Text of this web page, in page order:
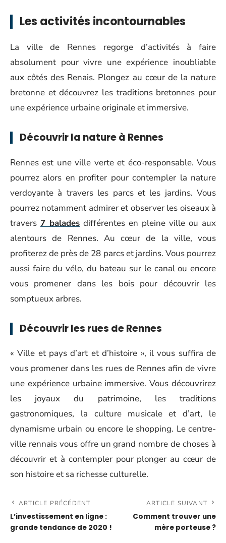
Les activités incontournables
La ville de Rennes regorge d’activités à faire
absolument pour vivre une expérience inoubliable
aux côtés des Renais. Plongez au cœur de la nature
bretonne et découvrez les traditions bretonnes pour
une expérience urbaine originale et immersive.
Découvrir la nature à Rennes
Rennes est une ville verte et éco-responsable. Vous
pourrez alors en profiter pour contempler la nature
verdoyante à travers les parcs et les jardins. Vous
pourrez notamment admirer et observer les oiseaux à
travers 7 balades différentes en pleine ville ou aux
alentours de Rennes. Au cœur de la ville, vous
profiterez de près de 28 parcs et jardins. Vous pourrez
aussi faire du vélo, du bateau sur le canal ou encore
vous promener dans les bois pour découvrir les
somptueux arbres.
Découvrir les rues de Rennes
« Ville et pays d’art et d’histoire », il vous suffira de
vous promener dans les rues de Rennes afin de vivre
une expérience urbaine immersive. Vous découvrirez
les joyaux du patrimoine, les traditions
gastronomiques, la culture musicale et d’art, le
dynamisme urbain ou encore le shopping. Le centre-
ville rennais vous offre un grand nombre de choses à
découvrir et à contempler pour plonger au cœur de
son histoire et sa richesse culturelle.
ARTICLE PRÉCÉDENT
L’investissement en ligne :
grande tendance de 2020 !
ARTICLE SUIVANT
Comment trouver une
mère porteuse ?